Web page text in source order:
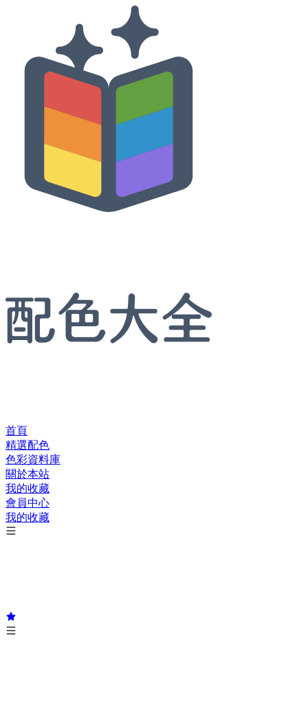
首頁
精選配色
色彩資料庫
關於本站
我的收藏
會員中心
我的收藏